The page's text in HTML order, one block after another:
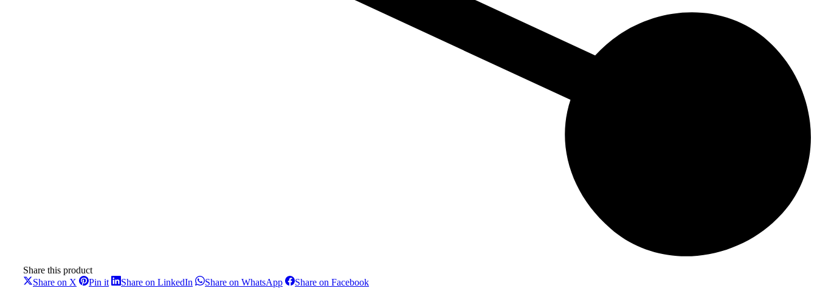
Share this product
Share on X SharePin itShareShare on LinkedIn ShareShare on WhatsAppShareShare on FacebookShare